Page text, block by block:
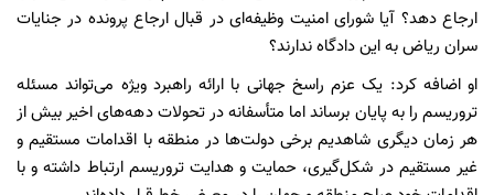
ارجاع دهد؟ آیا شورای امنیت وظیفه‌ای در قبال ارجاع پرونده در جنایات
سران ریاض به این دادگاه ندارند؟
او اضافه کرد: یک عزم راسخ جهانی با ارائه راهبرد ویژه می‌تواند مسئله
تروریسم را به پایان برساند اما متأسفانه در تحولات دهه‌های اخیر بیش از
هر زمان دیگری شاهدیم برخی دولت‌ها در منطقه با اقدامات مستقیم و
غیر مستقیم در شکل‌گیری، حمایت و هدایت تروریسم ارتباط داشته و با